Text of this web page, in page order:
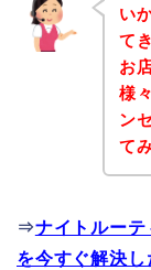
い
て
お
様
ン
て
⇒ナイトルー
を今すぐ解決し